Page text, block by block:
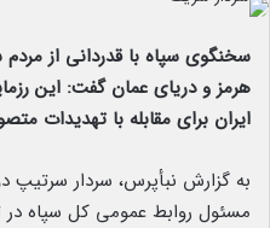
سخنگوی سپاه با قدردانی از
هرمز و دریای عمان گفت: این
ایران برای مقابله با تهدیدات
به گزارش نبأپرس، سردار
مسئول روابط عمومی کل سپاه در